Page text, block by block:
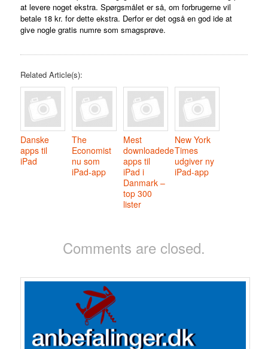
at levere noget ekstra. Spørgsmålet er så, om forbrugerne vil
betale 18 kr. for dette ekstra. Derfor er det også en god ide at
give nogle gratis numre som smagsprøve.
Related Article(s):
Danske
apps til
iPad
The
Economist
nu som
iPad-app
Mest
downloadede
apps til
iPad i
Danmark –
top 300
lister
New York
Times
udgiver ny
iPad-app
Comments are closed.